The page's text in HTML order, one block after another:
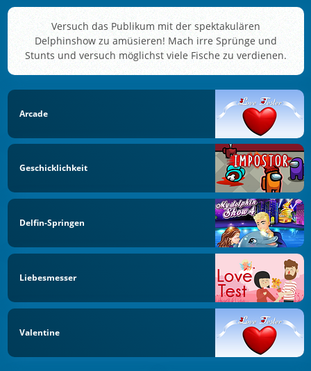
Versuch das Publikum mit der spektakulären
Delphinshow zu amüsieren! Mach irre Sprünge und
Stunts und versuch möglichst viele Fische zu verdienen.
Arcade
Geschicklichkeit
Delfin-Springen
Liebesmesser
Valentine